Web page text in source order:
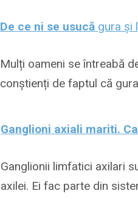
De ce ni se usucă gura și
Mulți oameni se întreabă
conștienți de faptul că
Ganglioni axiali mariti.
Ganglionii limfatici axilari
axilei. Ei fac parte din